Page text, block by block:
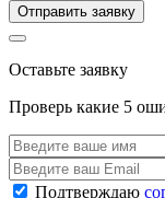
Отправить заявку
Оставьте заявку
Проверь какие 5
Подтверждаю